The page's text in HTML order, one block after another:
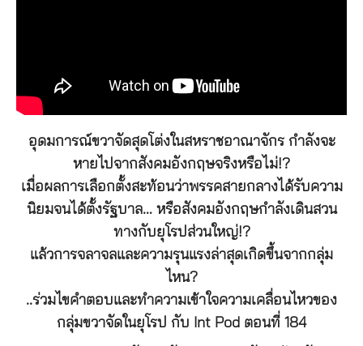
อุดมการณ์ขวาจัดสุดโต่งในสหราชอาณาจักร กำลังจะ
หายไปจากสังคมอังกฤษจริงหรือไม่!?
เมื่อผลการเลือกตั้งสะท้อนว่าพรรคสายกลางได้รับความ
นิยมจนได้ตั้งรัฐบาล… หรือสังคมอังกฤษกำลังเดินสวน
ทางกับยุโรปส่วนใหญ่!?
แล้วการจลาจลและความรุนแรงล่าสุดเกิดขึ้นจากกลุ่ม
ไหน?
..ร่วมไขคำตอบและทำความเข้าใจความเคลื่อนไหวของ
กลุ่มขวาจัดในยุโรป กับ Int Pod ตอนที่ 184